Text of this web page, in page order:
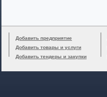
Добавить предприятие
Добавить товары и услуги
Добавить тендеры и закупки